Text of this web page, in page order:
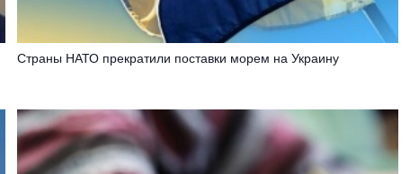
Страны НАТО прекратили поставки морем на Украину